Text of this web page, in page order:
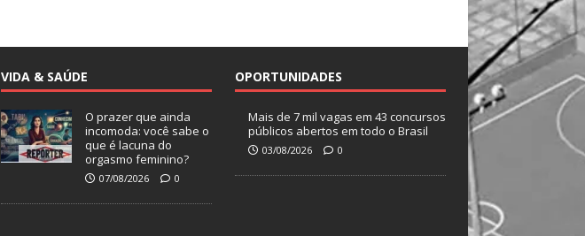
VIDA & SAÚDE
O prazer que ainda
incomoda: você sabe o
que é lacuna do
orgasmo feminino?
07/08/2026 0
OPORTUNIDADES
Mais de 7 mil vagas em 43 concursos
públicos abertos em todo o Brasil
03/08/2026 0